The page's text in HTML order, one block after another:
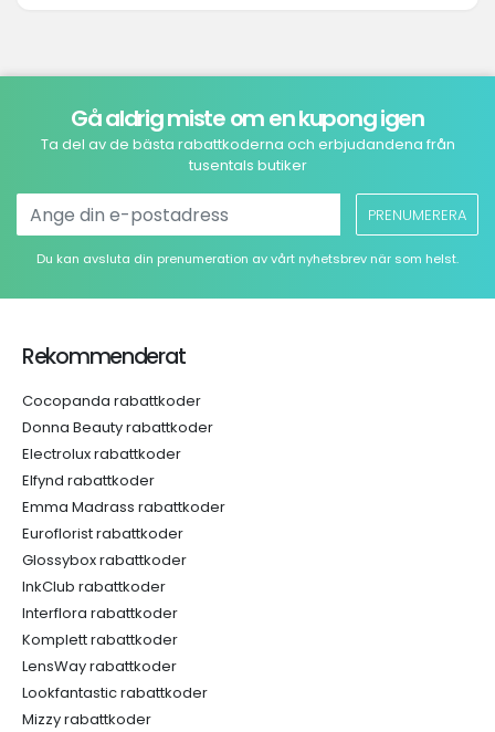
Gå aldrig miste om en kupong igen
Ta del av de bästa rabattkoderna och erbjudandena från
tusentals butiker
PRENUMERERA
Du kan avsluta din prenumeration av vårt nyhetsbrev när som helst.
Rekommenderat
Cocopanda rabattkoder
Donna Beauty rabattkoder
Electrolux rabattkoder
Elfynd rabattkoder
Emma Madrass rabattkoder
Euroflorist rabattkoder
Glossybox rabattkoder
InkClub rabattkoder
Interflora rabattkoder
Komplett rabattkoder
LensWay rabattkoder
Lookfantastic rabattkoder
Mizzy rabattkoder